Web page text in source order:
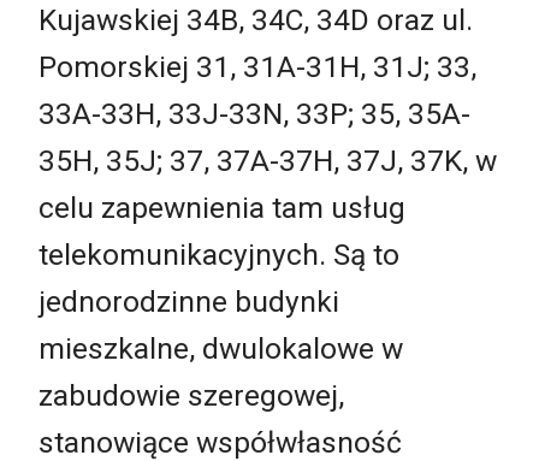
Kujawskiej 34B, 34C, 34D oraz ul.
Pomorskiej 31, 31A-31H, 31J; 33,
33A-33H, 33J-33N, 33P; 35, 35A-
35H, 35J; 37, 37A-37H, 37J, 37K, w
celu zapewnienia tam usług
telekomunikacyjnych. Są to
jednorodzinne budynki
mieszkalne, dwulokalowe w
zabudowie szeregowej,
stanowiące współwłasność